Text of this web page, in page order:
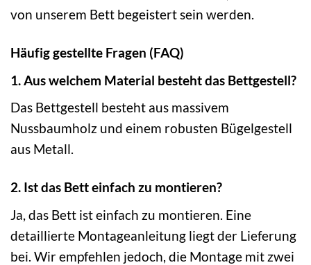
von unserem Bett begeistert sein werden.
Häufig gestellte Fragen (FAQ)
1. Aus welchem Material besteht das Bettgestell?
Das Bettgestell besteht aus massivem
Nussbaumholz und einem robusten Bügelgestell
aus Metall.
2. Ist das Bett einfach zu montieren?
Ja, das Bett ist einfach zu montieren. Eine
detaillierte Montageanleitung liegt der Lieferung
bei. Wir empfehlen jedoch, die Montage mit zwei